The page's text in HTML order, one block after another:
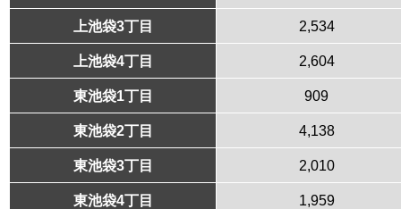
上池袋3丁目 2,534
上池袋4丁目 2,604
東池袋1丁目 909
東池袋2丁目 4,138
東池袋3丁目 2,010
東池袋4丁目 1,959